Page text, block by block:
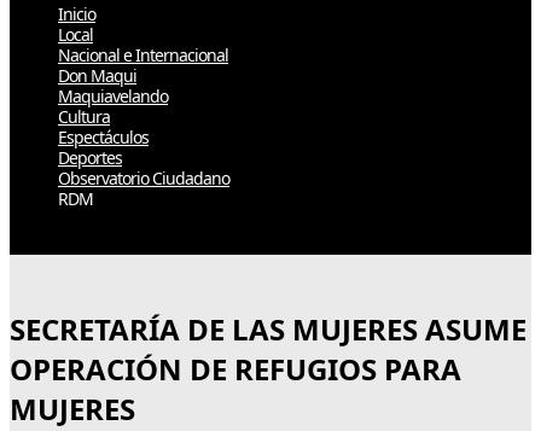
Inicio
Local
Nacional e Internacional
Don Maqui
Maquiavelando
Cultura
Espectáculos
Deportes
Observatorio Ciudadano
RDM
SECRETARÍA DE LAS MUJERES ASUME
OPERACIÓN DE REFUGIOS PARA
MUJERES